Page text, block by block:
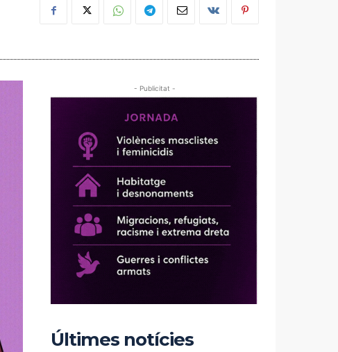
- Publicitat -
Últimes notícies